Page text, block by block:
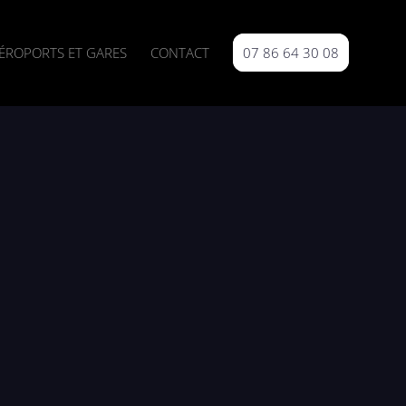
ET GARES CONTACT 07 86 64 30 08